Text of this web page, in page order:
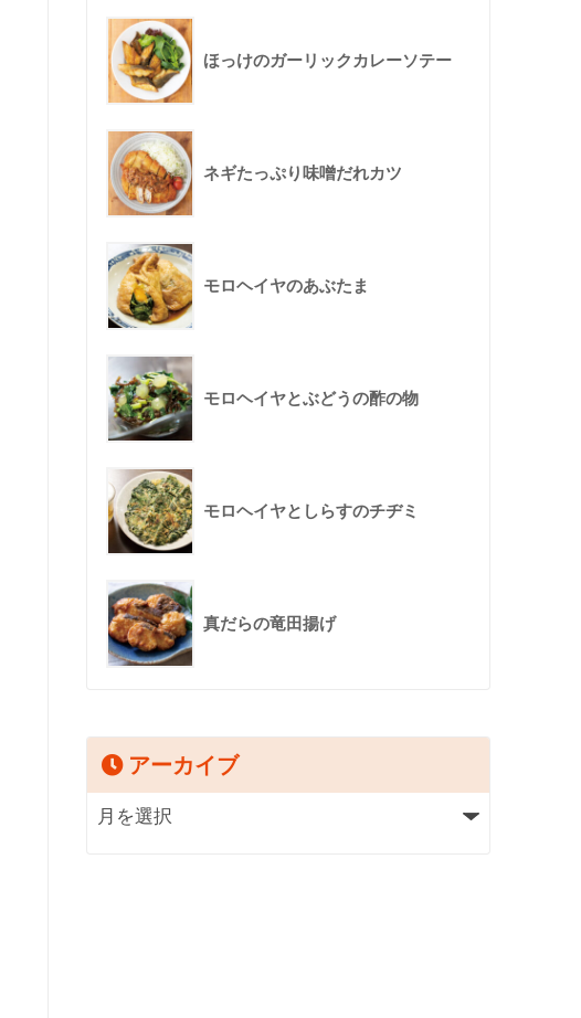
ほっけのガーリックカレーソテー
ネギたっぷり味噌だれカツ
モロヘイヤのあぶたま
モロヘイヤとぶどうの酢の物
モロヘイヤとしらすのチヂミ
真だらの竜田揚げ
アーカイブ